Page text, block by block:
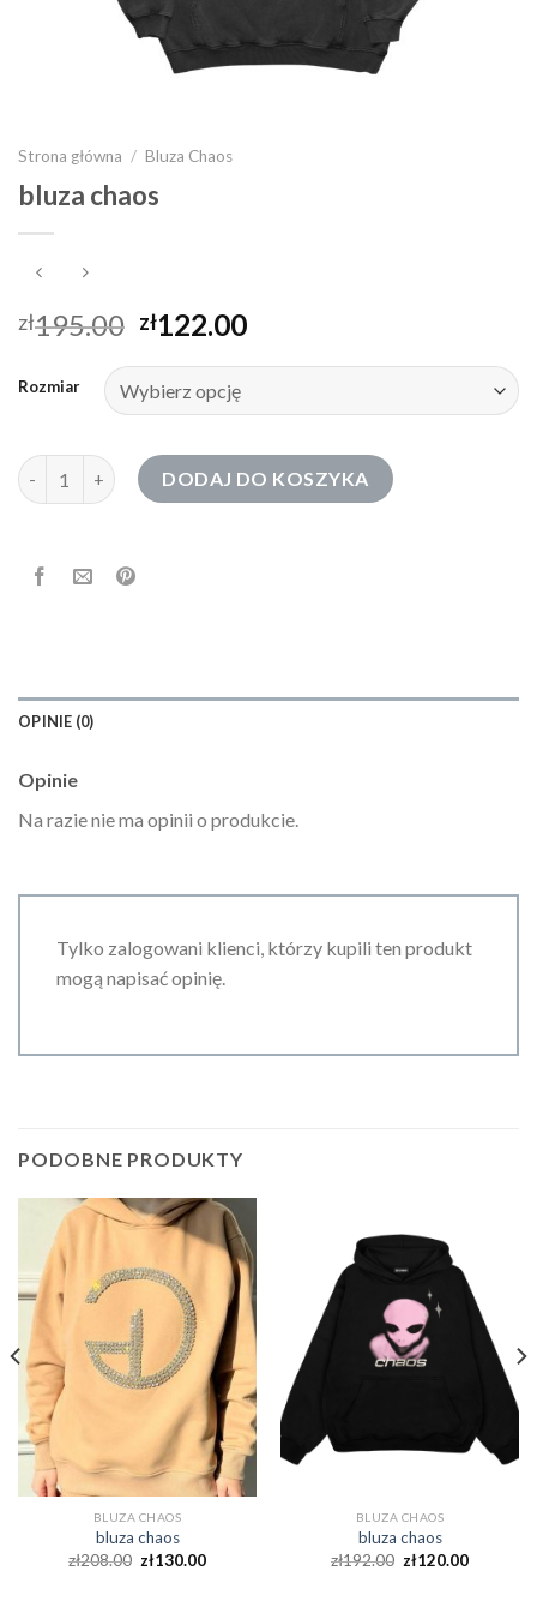
Strona główna / Bluza Chaos
bluza chaos
zł195.00 zł122.00
Rozmiar
ilość bluza chaos DODAJ DO KOSZYKA
OPINIE (0)
Opinie
Na razie nie ma opinii o produkcie.
Tylko zalogowani klienci, którzy kupili ten produkt
mogą napisać opinię.
PODOBNE PRODUKTY
BLUZA CHAOS
bluza chaos
zł208.00 zł130.00
BLUZA CHAOS
bluza chaos
zł192.00 zł120.00